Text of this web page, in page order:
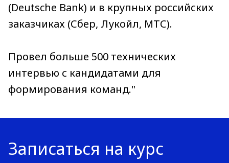
(Deutsche Bank) и в крупных российских
заказчиках (Сбер, Лукойл, МТС).
Провел больше 500 технических
интервью с кандидатами для
формирования команд."
Записаться на курс